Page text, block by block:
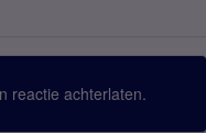
reactie achterlaten.